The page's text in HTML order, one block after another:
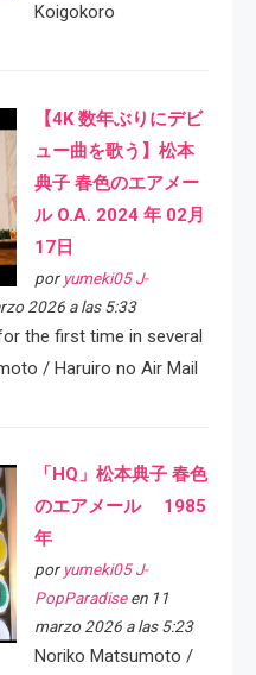
Koigokoro
【4K 数年ぶりにデビ
ュー曲を歌う】松本
典子 春色のエアメー
ル O.A. 2024 年 02月
17日
por yumeki05 J-
2026 a las 5:33
the first time in several
/ Haruiro no Air Mail
「HQ」松本典子 春色
のエアメール 1985
年
por yumeki05 J-
PopParadiseen 11
marzo 2026 a las 5:23
Noriko Matsumoto /